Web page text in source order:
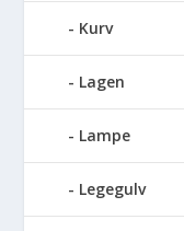
Kurv
Lagen
Lampe
Legegulv